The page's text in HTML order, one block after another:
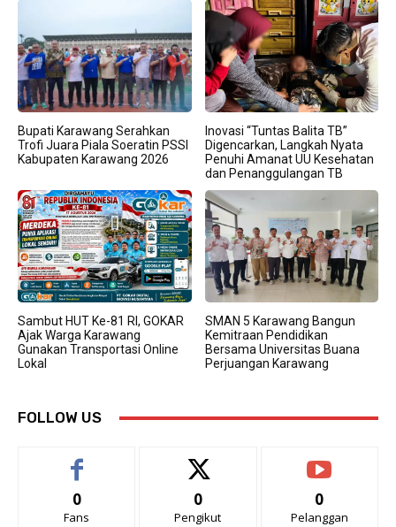
Bupati Karawang Serahkan
Trofi Juara Piala Soeratin PSSI
Kabupaten Karawang 2026
Inovasi “Tuntas Balita TB”
Digencarkan, Langkah Nyata
Penuhi Amanat UU Kesehatan
dan Penanggulangan TB
Sambut HUT Ke-81 RI, GOKAR
Ajak Warga Karawang
Gunakan Transportasi Online
Lokal
SMAN 5 Karawang Bangun
Kemitraan Pendidikan
Bersama Universitas Buana
Perjuangan Karawang
FOLLOW US
0
Fans
0
Pengikut
0
Pelanggan